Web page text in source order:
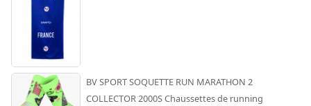
BV SPORT SOQUETTE RUN MARATHON 2
COLLECTOR 2000S Chaussettes de running